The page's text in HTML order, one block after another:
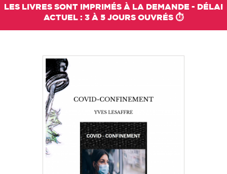
LES LIVRES SONT IMPRIMÉS À LA DEMANDE - DÉLAI
ACTUEL : 3 À 5 JOURS OUVRÉS ⏱️